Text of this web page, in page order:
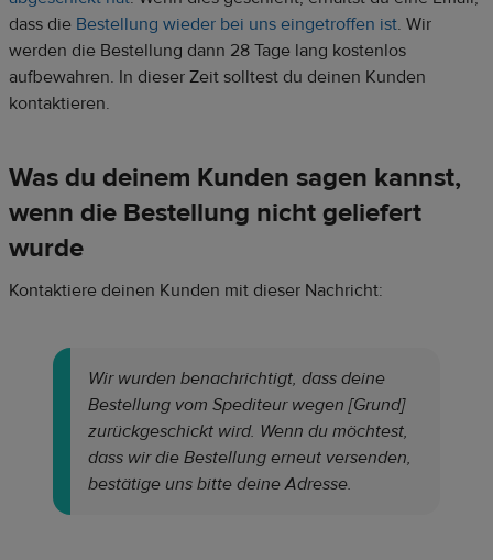
dass die Bestellung wieder bei uns eingetroffen ist. Wir
werden die Bestellung dann 28 Tage lang kostenlos
aufbewahren. In dieser Zeit solltest du deinen Kunden
kontaktieren.
Was du deinem Kunden sagen kannst,
wenn die Bestellung nicht geliefert
wurde
Kontaktiere deinen Kunden mit dieser Nachricht:
Wir wurden benachrichtigt, dass deine
Bestellung vom Spediteur wegen [Grund]
zurückgeschickt wird. Wenn du möchtest,
dass wir die Bestellung erneut versenden,
bestätige uns bitte deine Adresse.